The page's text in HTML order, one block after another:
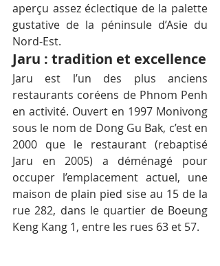
aperçu assez éclectique de la palette
gustative de la péninsule d’Asie du
Nord-Est.
Jaru : tradition et excellence
Jaru est l’un des plus anciens
restaurants coréens de Phnom Penh
en activité. Ouvert en 1997 Monivong
sous le nom de Dong Gu Bak, c’est en
2000 que le restaurant (rebaptisé
Jaru en 2005) a déménagé pour
occuper l’emplacement actuel, une
maison de plain pied sise au 15 de la
rue 282, dans le quartier de Boeung
Keng Kang 1, entre les rues 63 et 57.